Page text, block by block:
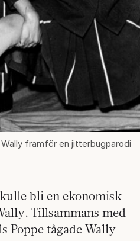
framför en jitterbugparodi
bli en ekonomisk
Tillsammans med
Poppe tågade Wally